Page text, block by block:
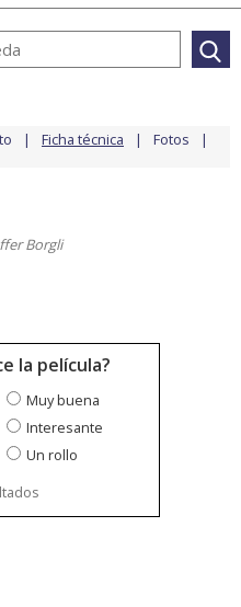
Ficha técnica Fotos
Borgli
la película?
Muy buena
Interesante
Un rollo